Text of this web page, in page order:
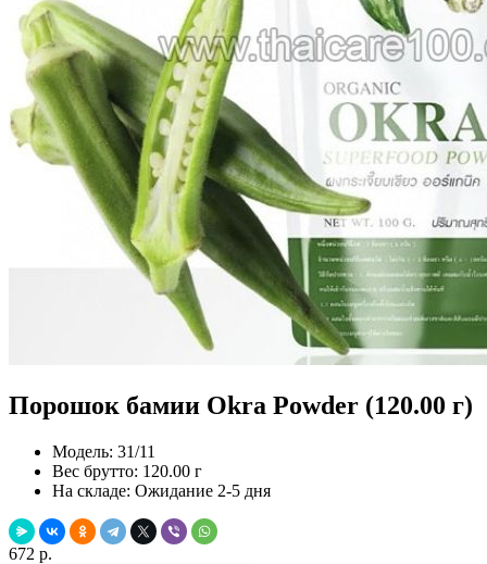
Порошок бамии Okra Powder (120.00 г)
Модель: 31/11
Вес брутто: 120.00 г
На складе: Ожидание 2-5 дня
672 р.